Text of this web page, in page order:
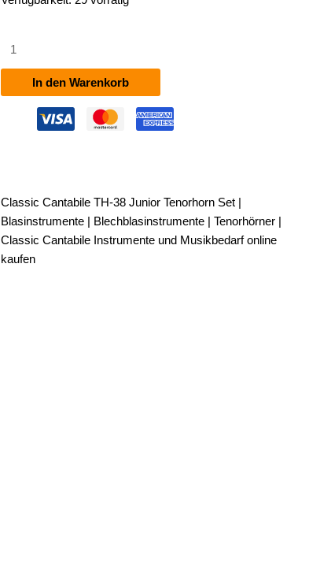
Cantabile
38
Tenorhorn
In den Warenkorb
Classic Cantabile TH-38 Junior Tenorhorn Set |
Blasinstrumente | Blechblasinstrumente | Tenorhörner |
Classic Cantabile Instrumente und Musikbedarf online
kaufen